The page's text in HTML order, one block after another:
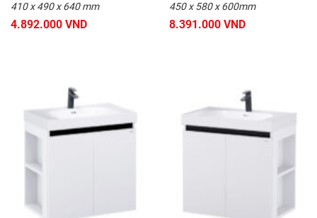
410 x 490 x 640 mm
4.892.000 VND
450 x 580 x 600mm
8.391.000 VND